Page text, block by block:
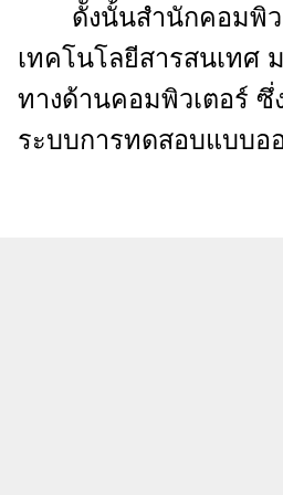
ดัังนั้นสำนักคอมพิวเ
เทคโนโลยีสารสนเท
ทางด้านคอมพิวเตอร์ ซึ่
ระบบการทดสอบแบบอ